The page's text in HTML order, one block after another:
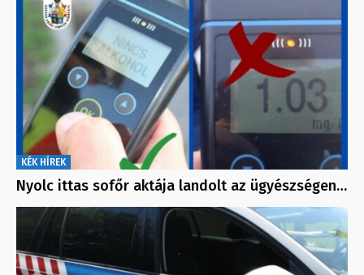
KÉK HÍREK
Nyolc ittas sofőr aktája landolt az ügyészségen…